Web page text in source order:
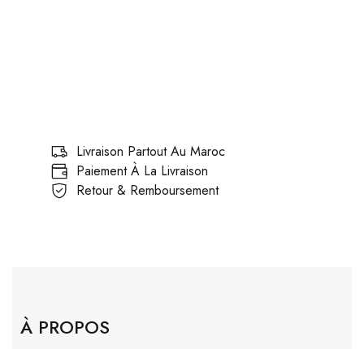
Livraison Partout Au Maroc
Paiement À La Livraison
Retour & Remboursement
À PROPOS